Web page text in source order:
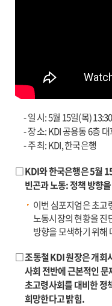
- 일 시: 5월 15일(목)
- 장 소: KDI 공용동 6층
- 주 최: KDI, 한국은행
□ KDI와 한국은행은 5월
빈곤과 노동: 정책 방향
이번 심포지엄은 초고
노동시장의 현황을 진
방향을 모색하기 위해
□ 조동철 KDI 원장은 개회
사회 전반에 근본적인
초고령사회를 대비한 정
희망한다고 밝힘.